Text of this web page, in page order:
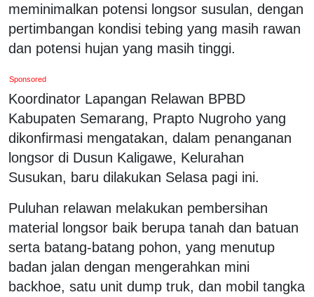
meminimalkan potensi longsor susulan, dengan
pertimbangan kondisi tebing yang masih rawan
dan potensi hujan yang masih tinggi.
Sponsored
Koordinator Lapangan Relawan BPBD
Kabupaten Semarang, Prapto Nugroho yang
dikonfirmasi mengatakan, dalam penanganan
longsor di Dusun Kaligawe, Kelurahan
Susukan, baru dilakukan Selasa pagi ini.
Puluhan relawan melakukan pembersihan
material longsor baik berupa tanah dan batuan
serta batang-batang pohon, yang menutup
badan jalan dengan mengerahkan mini
backhoe, satu unit dump truk, dan mobil tangka